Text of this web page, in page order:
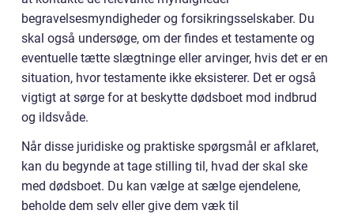
begravelsesmyndigheder og forsikringsselskaber. Du
skal også undersøge, om der findes et testamente og
eventuelle tætte slægtninge eller arvinger, hvis det er en
situation, hvor testamente ikke eksisterer. Det er også
vigtigt at sørge for at beskytte dødsboet mod indbrud
og ildsvåde.
Når disse juridiske og praktiske spørgsmål er afklaret,
kan du begynde at tage stilling til, hvad der skal ske
med dødsboet. Du kan vælge at sælge ejendelene,
beholde dem selv eller give dem væk til